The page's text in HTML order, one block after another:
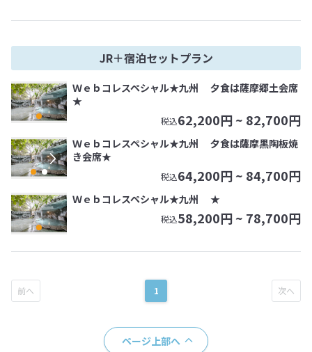
JR＋宿泊セットプラン
Ｗｅｂコレスペシャル★九州 夕食は薩摩郷土会席
★
税込62,200円 ~ 82,700円
Ｗｅｂコレスペシャル★九州 夕食は薩摩黒陶板焼
き会席★
税込64,200円 ~ 84,700円
Ｗｅｂコレスペシャル★九州 ★
税込58,200円 ~ 78,700円
1
ページ上部へ